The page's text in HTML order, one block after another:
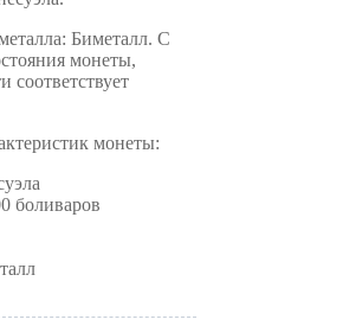
Биметалл. С
монеты,
соответствует
монеты:
боливаров